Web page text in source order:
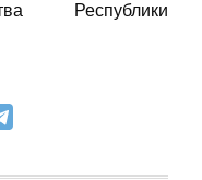
Республики